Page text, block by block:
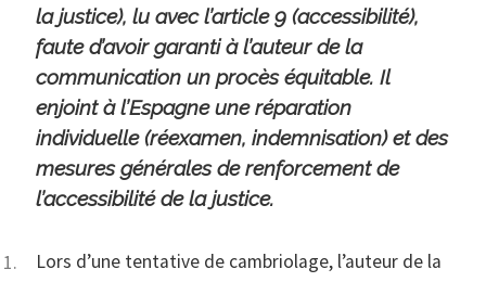
la justice), lu avec l’article 9 (accessibilité),
faute d’avoir garanti à l’auteur de la
communication un procès équitable. Il
enjoint à l’Espagne une réparation
individuelle (réexamen, indemnisation) et des
mesures générales de renforcement de
l’accessibilité de la justice.
Lors d’une tentative de cambriolage, l’auteur de la